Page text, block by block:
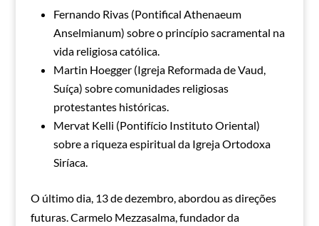
Fernando Rivas (Pontifical Athenaeum
Anselmianum) sobre o princípio sacramental na
vida religiosa católica.
Martin Hoegger (Igreja Reformada de Vaud,
Suíça) sobre comunidades religiosas
protestantes históricas.
Mervat Kelli (Pontifício Instituto Oriental)
sobre a riqueza espiritual da Igreja Ortodoxa
Siríaca.
O último dia, 13 de dezembro, abordou as direções
futuras. Carmelo Mezzasalma, fundador da